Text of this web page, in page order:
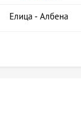
Елица - Албена